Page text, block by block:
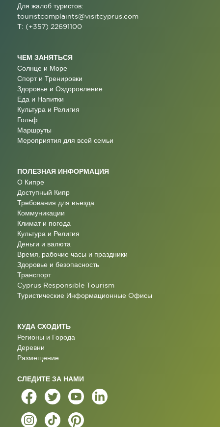
Для жалоб туристов:
touristcomplaints@visitcyprus.com
T: (+357) 22691100
ЧЕМ ЗАНЯТЬСЯ
Солнце и Море
Спорт и Тренировки
Здоровье и Оздоровление
Еда и Напитки
Культура и Религия
Гольф
Маршруты
Мероприятия для всей семьи
ПОЛЕЗНАЯ ИНФОРМАЦИЯ
О Кипре
Доступный Кипр
Требования для въезда
Коммуникации
Климат и погода
Культура и Религия
Деньги и валюта
Время, рабочие часы и праздники
Здоровье и безопасность
Транспорт
Cyprus Responsible Tourism
Туристические Информационные Oфисы
КУДА СХОДИТЬ
Регионы и Города
Деревни
Размещение
СЛЕДИТЕ ЗА НАМИ